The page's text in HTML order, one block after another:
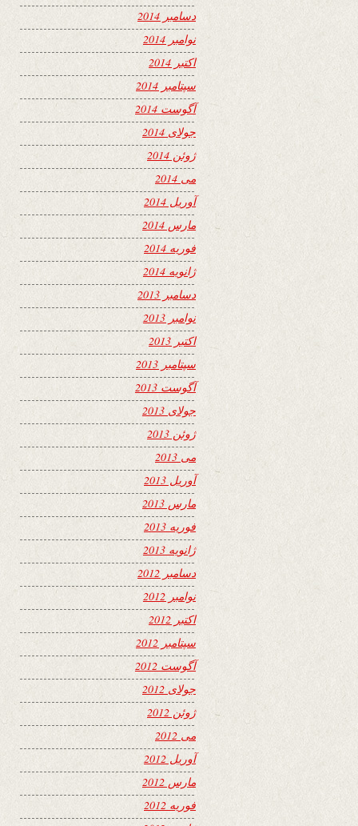
دسامبر 2014
نوامبر 2014
اکتبر 2014
سپتامبر 2014
آگوست 2014
جولای 2014
ژوئن 2014
می 2014
آوریل 2014
مارس 2014
فوریه 2014
ژانویه 2014
دسامبر 2013
نوامبر 2013
اکتبر 2013
سپتامبر 2013
آگوست 2013
جولای 2013
ژوئن 2013
می 2013
آوریل 2013
مارس 2013
فوریه 2013
ژانویه 2013
دسامبر 2012
نوامبر 2012
اکتبر 2012
سپتامبر 2012
آگوست 2012
جولای 2012
ژوئن 2012
می 2012
آوریل 2012
مارس 2012
فوریه 2012